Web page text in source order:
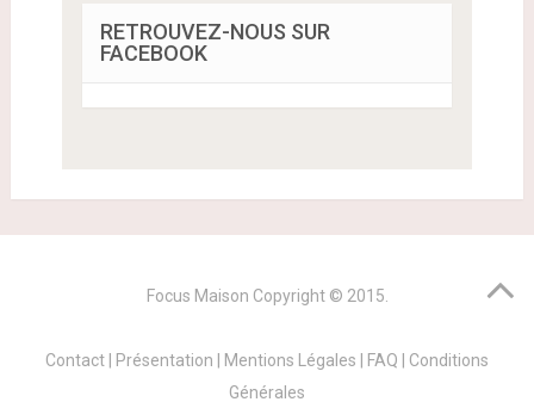
RETROUVEZ-NOUS SUR
FACEBOOK
Focus Maison Copyright © 2015.
Contact | Présentation | Mentions Légales | FAQ | Conditions
Générales